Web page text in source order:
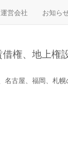
運営会社 お知ら
借権、地上権
古屋、福岡、札